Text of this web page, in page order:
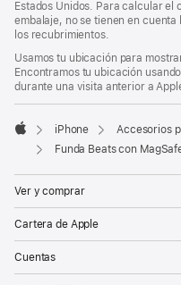
Estados Unidos. Para calcular el
embalaje, no se tienen en cuenta
los recubrimientos.
Usamos tu ubicación para
Encontramos tu ubicación
durante una visita anterior a
Apple
iPhone Accesorios
Funda Beats con
Ver y comprar
Cartera de Apple
Cuentas